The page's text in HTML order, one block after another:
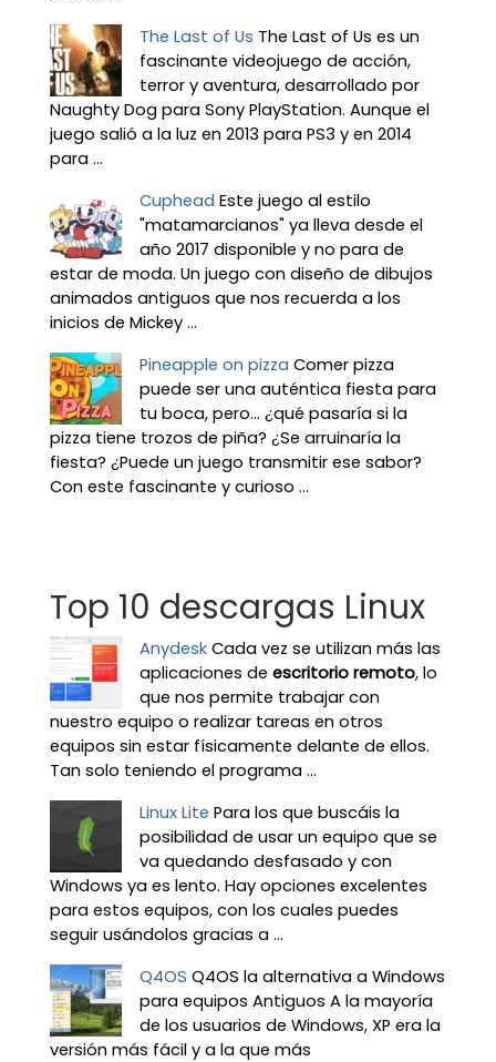
The Last of Us The Last of Us es un
fascinante videojuego de acción,
terror y aventura, desarrollado por
Naughty Dog para Sony PlayStation. Aunque el
juego salió a la luz en 2013 para PS3 y en 2014
para ...
Cuphead Este juego al estilo
"matamarcianos" ya lleva desde el
año 2017 disponible y no para de
estar de moda. Un juego con diseño de dibujos
animados antiguos que nos recuerda a los
inicios de Mickey ...
Pineapple on pizza Comer pizza
puede ser una auténtica fiesta para
tu boca, pero... ¿qué pasaría si la
pizza tiene trozos de piña? ¿Se arruinaría la
fiesta? ¿Puede un juego transmitir ese sabor?
Con este fascinante y curioso ...
Top 10 descargas Linux
Anydesk Cada vez se utilizan más las
aplicaciones de escritorio remoto, lo
que nos permite trabajar con
nuestro equipo o realizar tareas en otros
equipos sin estar físicamente delante de ellos.
Tan solo teniendo el programa ...
Linux Lite Para los que buscáis la
posibilidad de usar un equipo que se
va quedando desfasado y con
Windows ya es lento. Hay opciones excelentes
para estos equipos, con los cuales puedes
seguir usándolos gracias a ...
Q4OS Q4OS la alternativa a Windows
para equipos Antiguos A la mayoría
de los usuarios de Windows, XP era la
versión más fácil y a la que más